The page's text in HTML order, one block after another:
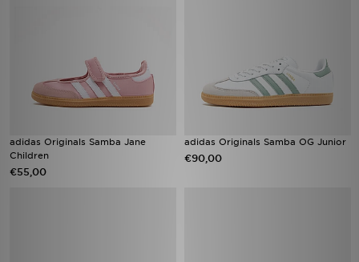
adidas Originals Samba Jane
Children
€55,00
adidas Originals Samba OG Junior
€90,00